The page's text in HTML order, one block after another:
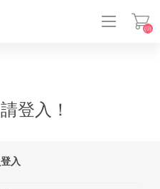
(0)
登入！
入